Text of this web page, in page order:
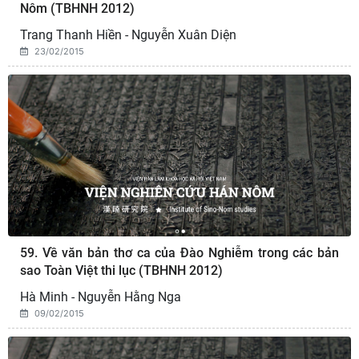
Nôm (TBHNH 2012)
Trang Thanh Hiền - Nguyễn Xuân Diện
23/02/2015
59. Về văn bản thơ ca của Đào Nghiễm trong các bản
sao Toàn Việt thi lục (TBHNH 2012)
Hà Minh - Nguyễn Hằng Nga
09/02/2015